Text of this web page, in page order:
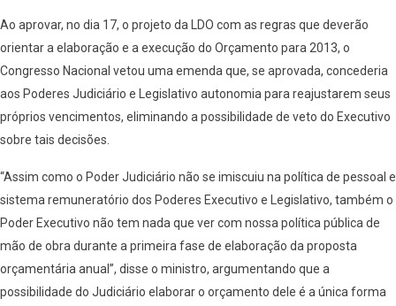
Ao aprovar, no dia 17, o projeto da LDO com as regras que deverão
orientar a elaboração e a execução do Orçamento para 2013, o
Congresso Nacional vetou uma emenda que, se aprovada, concederia
aos Poderes Judiciário e Legislativo autonomia para reajustarem seus
próprios vencimentos, eliminando a possibilidade de veto do Executivo
sobre tais decisões.
“Assim como o Poder Judiciário não se imiscuiu na política de pessoal e
sistema remuneratório dos Poderes Executivo e Legislativo, também o
Poder Executivo não tem nada que ver com nossa política pública de
mão de obra durante a primeira fase de elaboração da proposta
orçamentária anual”, disse o ministro, argumentando que a
possibilidade do Judiciário elaborar o orçamento dele é a única forma